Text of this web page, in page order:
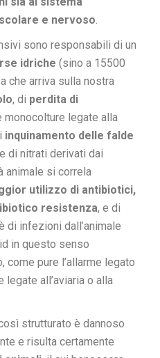
e nervoso.
sono responsabili di un
idriche (sino a 15500
che arriva sulla nostra
, di perdita di
monocolture legate alla
inquinamento delle falde
di nitrati derivati dai
animale si correla
utilizzo di antibiotici,
resistenza, e di
di infezioni dall’animale
in questo senso
pure l’allarme legato
all’aviaria o alla
strutturato è dannoso
e risulta certamente